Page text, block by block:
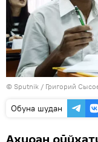
© Sputnik / Григорий
Обуна шудан